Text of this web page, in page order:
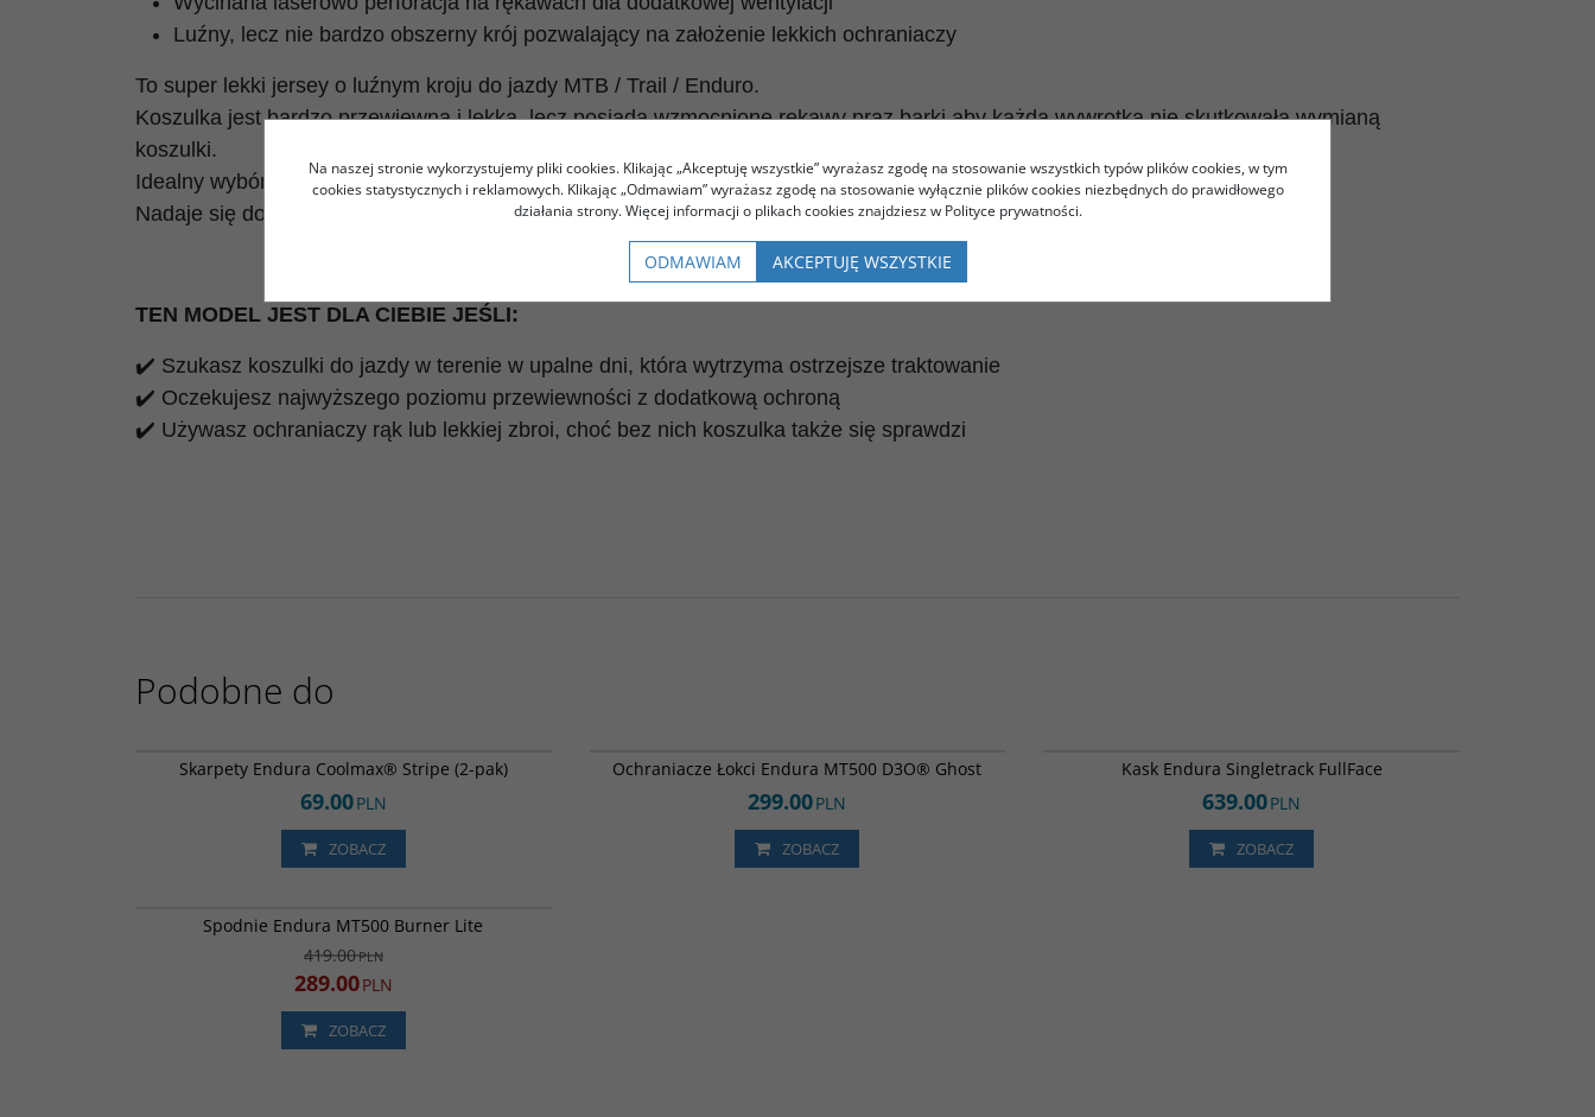
Luźny, lecz nie bardzo obszerny krój pozwalający na założenie lekkich ochraniaczy
To super lekki jersey o luźnym kroju do jazdy MTB / Trail / Enduro.
Koszulka jest bardzo przewiewna i lekka, lecz posiada wzmocnione rękawy praz barki aby każda wywrotka nie skutkowała wymianą
koszulki.
Idealny wybór do jazdy w upalne dni, także z ochraniaczami czy zbroją pod spodem.
Nadaje się do używania na zbroję/ochraniacze wybierając odpowiedni rozmiar.
TEN MODEL JEST DLA CIEBIE JEŚLI:
✔️ Szukasz koszulki do jazdy w terenie w upalne dni, która wytrzyma ostrzejsze traktowanie
✔️ Oczekujesz najwyższego poziomu przewiewności z dodatkową ochroną
✔️ Używasz ochraniaczy rąk lub lekkiej zbroi, choć bez nich koszulka także się sprawdzi
Podobne do
Skarpety Endura Coolmax® Stripe (2-pak)
69.00PLN
ZOBACZ
DARMOWA DOSTAWA
Ochraniacze Łokci Endura MT500 D3O® Ghost
299.00PLN
ZOBACZ
DARMOWA DOSTAWA
Kask Endura Singletrack FullFace
639.00PLN
ZOBACZ
PROMOCJA DARMOWA DOSTAWA
Spodnie Endura MT500 Burner Lite
419.00PLN
289.00PLN
ZOBACZ
Na naszej stronie wykorzystujemy pliki cookies. Klikając „Akceptuję wszystkie” wyrażasz zgodę na stosowanie wszystkich typów plików cookies, w tym
cookies statystycznych i reklamowych. Klikając „Odmawiam” wyrażasz zgodę na stosowanie wyłącznie plików cookies niezbędnych do prawidłowego
działania strony. Więcej informacji o plikach cookies znajdziesz w Polityce prywatności.
ODMAWIAM AKCEPTUJĘ WSZYSTKIE